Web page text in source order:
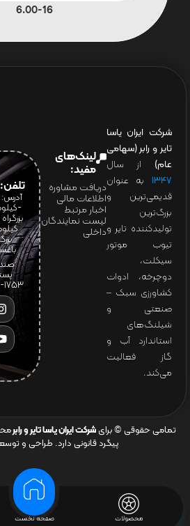
محصولات صفحه نخست
6.00-16
شرکت ایران یاسا
تایر و رابر (سهامی
عام) از سال
۱۳۴۷ به عنوان
قدیمی‌ترین و
بزرگ‌ترین
تولیدکننده تایر و
تیوب موتور
سیکلت،
دوچرخه، ادوات
کشاورزی سبک –
صنعتی و
شیلنگ‌های
استاندارد آب و
گاز فعالیت
می‌کند.
لینک‌های
مفید:
دریافت مشاوره
اطلاعات مالی
اخبار مرتبط
لیست نمایندگان
داخلی
تلفن:65607028(021)
آدرس:
1753-13185
تمامی حقوقی © برای شرکت ایران یاسا تایر و رابر
پیگرد قانونی دارد. طراحی و